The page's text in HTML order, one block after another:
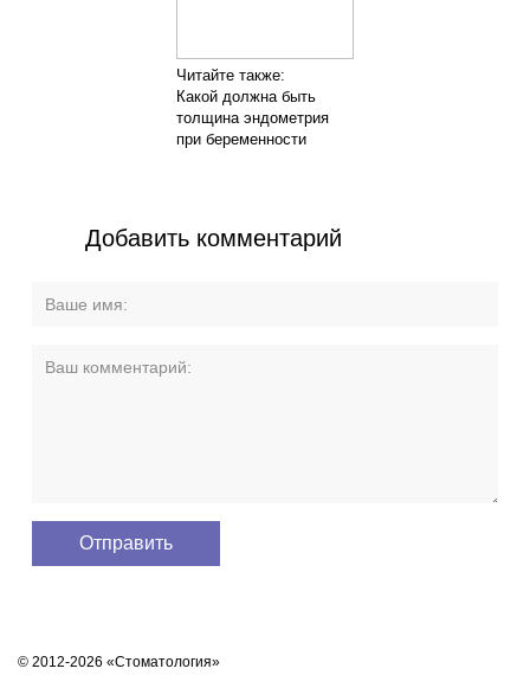
Читайте также:
Какой должна быть
толщина эндометрия
при беременности
Добавить комментарий
© 2012-2026 «Стоматология»